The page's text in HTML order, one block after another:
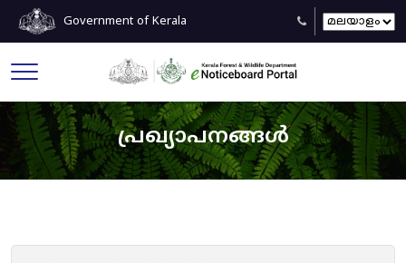
Government of Kerala
പ്രഖ്യാപനങ്ങൾ